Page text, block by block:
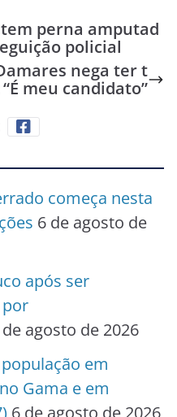
perna amputad
policial
nega ter t
meu candidato”
começa nesta
6 de agosto de
após ser
agosto de 2026
em
Gama e em